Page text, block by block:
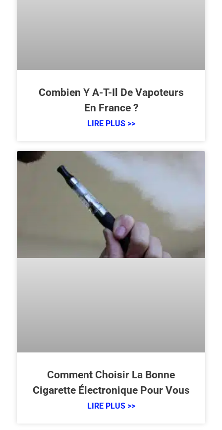
Combien Y A-T-Il De Vapoteurs
En France ?
LIRE PLUS >>
Comment Choisir La Bonne
Cigarette Électronique Pour Vous
LIRE PLUS >>